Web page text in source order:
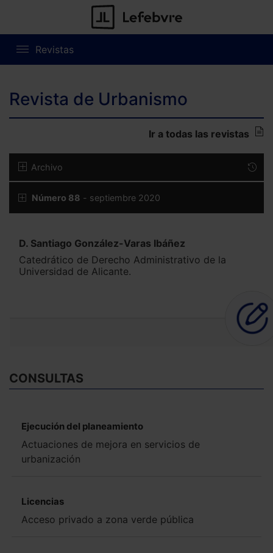
Revistas
Revista de Urbanismo
Ir a todas las revistas
Archivo
Número 88 - septiembre 2020
D. Santiago González-Varas Ibáñez
Catedrático de Derecho Administrativo de la
Universidad de Alicante.
CONSULTAS
Ejecución del planeamiento
Actuaciones de mejora en servicios de
urbanización
Licencias
Acceso privado a zona verde pública